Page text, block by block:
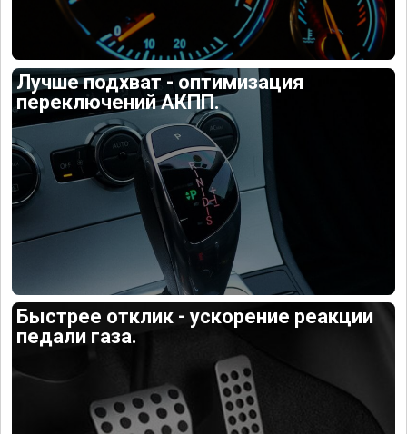
Лучше подхват - оптимизация
переключений АКПП.
Быстрее отклик - ускорение реакции
педали газа.